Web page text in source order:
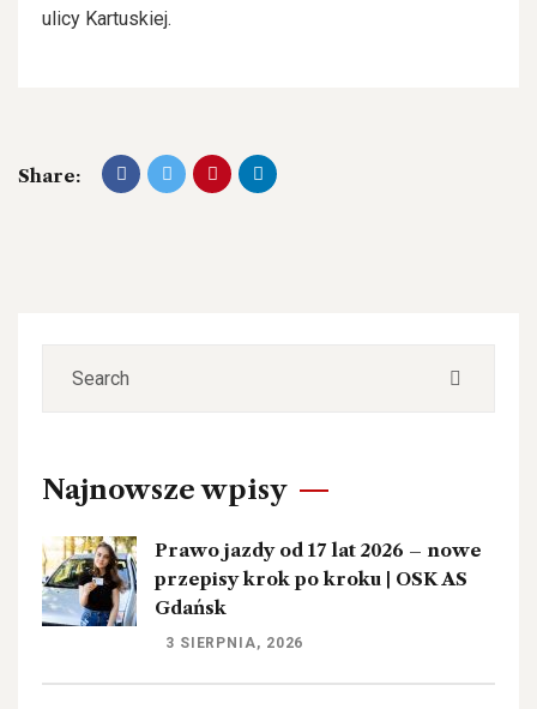
ulicy Kartuskiej.
Share:
Najnowsze wpisy
Prawo jazdy od 17 lat 2026 – nowe
przepisy krok po kroku | OSK AS
Gdańsk
3 SIERPNIA, 2026